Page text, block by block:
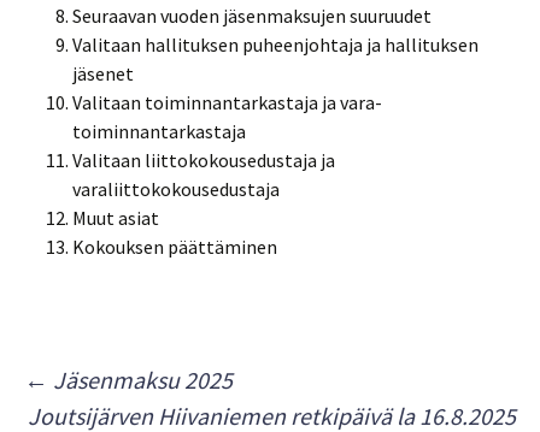
Seuraavan vuoden jäsenmaksujen suuruudet
Valitaan hallituksen puheenjohtaja ja hallituksen
jäsenet
Valitaan toiminnantarkastaja ja vara-
toiminnantarkastaja
Valitaan liittokokousedustaja ja
varaliittokokousedustaja
Muut asiat
Kokouksen päättäminen
Artikkelien
← Jäsenmaksu 2025
Joutsijärven Hiivaniemen retkipäivä la 16.8.2025